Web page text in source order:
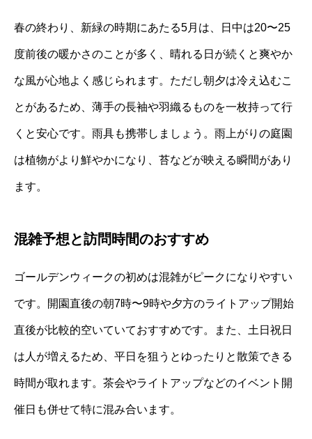
春の終わり、新緑の時期にあたる5月は、日中は20〜25
度前後の暖かさのことが多く、晴れる日が続くと爽やか
な風が心地よく感じられます。ただし朝夕は冷え込むこ
とがあるため、薄手の長袖や羽織るものを一枚持って行
くと安心です。雨具も携帯しましょう。雨上がりの庭園
は植物がより鮮やかになり、苔などが映える瞬間があり
ます。
混雑予想と訪問時間のおすすめ
ゴールデンウィークの初めは混雑がピークになりやすい
です。開園直後の朝7時〜9時や夕方のライトアップ開始
直後が比較的空いていておすすめです。また、土日祝日
は人が増えるため、平日を狙うとゆったりと散策できる
時間が取れます。茶会やライトアップなどのイベント開
催日も併せて特に混み合います。